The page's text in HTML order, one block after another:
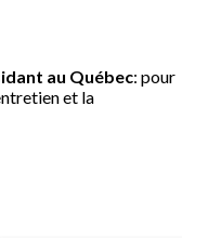
au Québec: pour
et la